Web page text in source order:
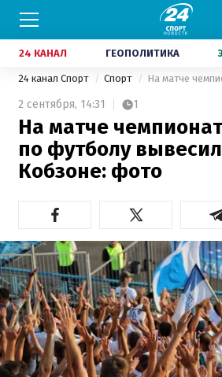
24 КАНАЛ ГЕОПОЛИТИКА
24 канал Спорт Спорт
2 сентября, 14:31 1
На матче
по футболу
Кобзоне: фото